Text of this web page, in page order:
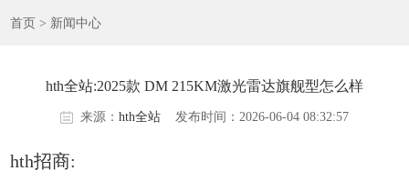
首页 > 新闻中心
hth全站:2025款 DM 215KM激光雷达旗舰型怎么样
来源： hth全站 发布时间：2026-06-04 08:32:57
hth招商: